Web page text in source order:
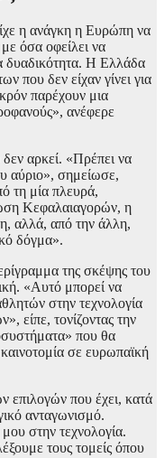
η ανάγκη η Ευρώπη να
όσα οφείλει να
δυαδικότητα. Η Ελλάδα
που δεν είχαν γίνει για
παρέχουν μια
ανέφερε
αρκεί. «Πρέπει να
αύριο», σημείωσε,
τη μία πλευρά,
Κεφαλαιαγορών, η
αλλά, από την άλλη,
δόγμα».
της σκέψης του
«Αυτό μπορεί να
στην τεχνολογία
είπε, τονίζοντας την
που θα
σε ευρωπαϊκή
επιλογών που έχει, κατά
ανταγωνισμό.
στην τεχνολογία.
τους τομείς όπου